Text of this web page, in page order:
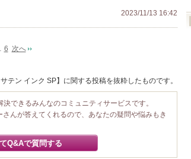
2023/11/13 16:42
6 次へ
テン インク SP】に関する投稿を抜粋したものです。
できるみんなのコミュニティサービスです。
んが答えてくれるので、あなたの疑問や悩みもき
Q&Aで質問する